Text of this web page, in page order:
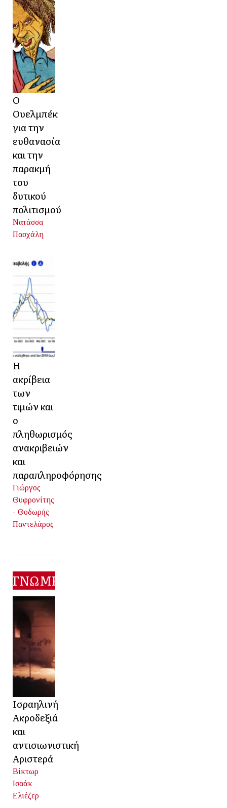
Ο
Ουελμπέκ
για την
ευθανασία
και την
παρακμή
του
δυτικού
πολιτισμού
Νατάσσα
Πασχάλη
Η
ακρίβεια
των
τιμών και
ο
πληθωρισμός
ανακριβειών
και
παραπληροφόρησης
Γιώργος
Θυφρονίτης
- Θοδωρής
Παντελάρος
ΓΝΩΜΕΣ
Ισραηλινή
Ακροδεξιά
και
αντισιωνιστική
Αριστερά
Βίκτωρ
Ισαάκ
Ελιέζερ